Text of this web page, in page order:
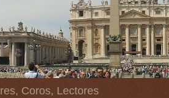
Coros, Lectores